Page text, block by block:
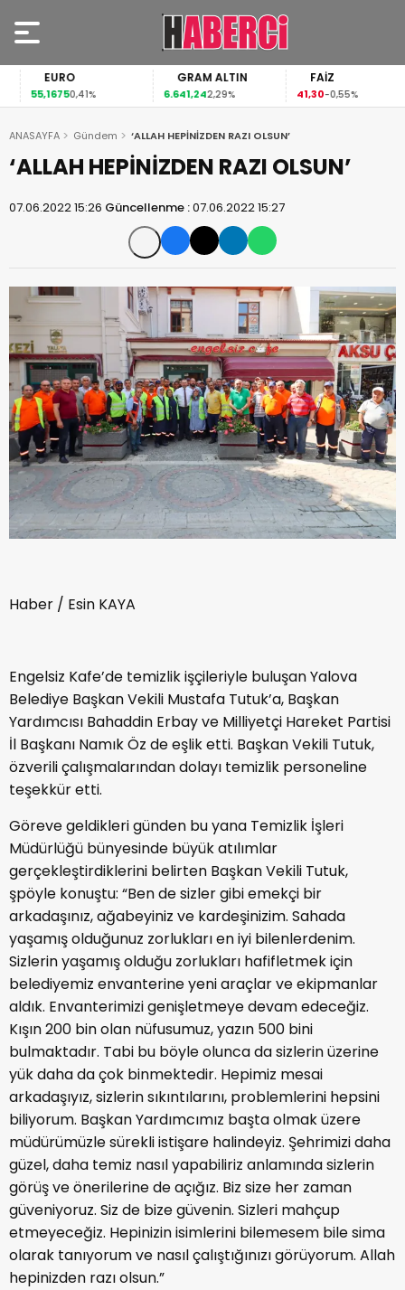
EURO
55,16750,41%
GRAM ALTIN
6.641,242,29%
FAİZ
41,30-0,55%
ANASAYFA Gündem ‘ALLAH HEPİNİZDEN RAZI OLSUN’
‘ALLAH HEPİNİZDEN RAZI OLSUN’
07.06.2022 15:26 Güncellenme :07.06.2022 15:27
Haber / Esin KAYA
Engelsiz Kafe’de temizlik işçileriyle buluşan Yalova
Belediye Başkan Vekili Mustafa Tutuk’a, Başkan
Yardımcısı Bahaddin Erbay ve Milliyetçi Hareket Partisi
İl Başkanı Namık Öz de eşlik etti. Başkan Vekili Tutuk,
özverili çalışmalarından dolayı temizlik personeline
teşekkür etti.
Göreve geldikleri günden bu yana Temizlik İşleri
Müdürlüğü bünyesinde büyük atılımlar
gerçekleştirdiklerini belirten Başkan Vekili Tutuk,
şpöyle konuştu: “Ben de sizler gibi emekçi bir
arkadaşınız, ağabeyiniz ve kardeşinizim. Sahada
yaşamış olduğunuz zorlukları en iyi bilenlerdenim.
Sizlerin yaşamış olduğu zorlukları hafifletmek için
belediyemiz envanterine yeni araçlar ve ekipmanlar
aldık. Envanterimizi genişletmeye devam edeceğiz.
Kışın 200 bin olan nüfusumuz, yazın 500 bini
bulmaktadır. Tabi bu böyle olunca da sizlerin üzerine
yük daha da çok binmektedir. Hepimiz mesai
arkadaşıyız, sizlerin sıkıntılarını, problemlerini hepsini
biliyorum. Başkan Yardımcımız başta olmak üzere
müdürümüzle sürekli istişare halindeyiz. Şehrimizi daha
güzel, daha temiz nasıl yapabiliriz anlamında sizlerin
görüş ve önerilerine de açığız. Biz size her zaman
güveniyoruz. Siz de bize güvenin. Sizleri mahçup
etmeyeceğiz. Hepinizin isimlerini bilemesem bile sima
olarak tanıyorum ve nasıl çalıştığınızı görüyorum. Allah
hepinizden razı olsun.”